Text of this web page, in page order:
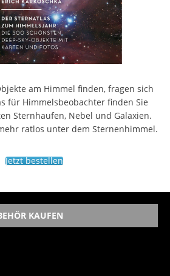
am Himmel finden, fragen sich
für Himmelsbeobachter finden Sie
Sternhaufen, Nebel und Galaxien.
ratlos unter dem Sternenhimmel.
Jetzt bestellen
KAUFEN